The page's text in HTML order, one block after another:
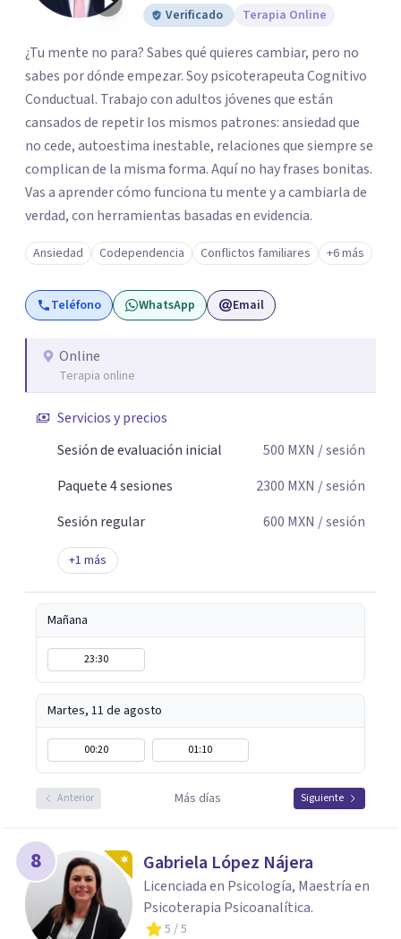
Verificado Terapia Online
¿Tu mente no para? Sabes qué quieres cambiar, pero no
sabes por dónde empezar. Soy psicoterapeuta Cognitivo
Conductual. Trabajo con adultos jóvenes que están
cansados de repetir los mismos patrones: ansiedad que
no cede, autoestima inestable, relaciones que siempre se
complican de la misma forma. Aquí no hay frases bonitas.
Vas a aprender cómo funciona tu mente y a cambiarla de
verdad, con herramientas basadas en evidencia.
Ansiedad Codependencia Conflictos familiares +6 más
Teléfono WhatsApp Email
Online
Terapia online
Servicios y precios
Sesión de evaluación inicial
500 MXN / sesión
Paquete 4 sesiones
2300 MXN / sesión
Sesión regular
600 MXN / sesión
+1 más
Mañana
23:30
Martes, 11 de agosto
00:20 01:10
Anterior Más días Siguiente
8 Gabriela López Nájera
Licenciada en Psicología, Maestría en
Psicoterapia Psicoanalítica.
5 / 5